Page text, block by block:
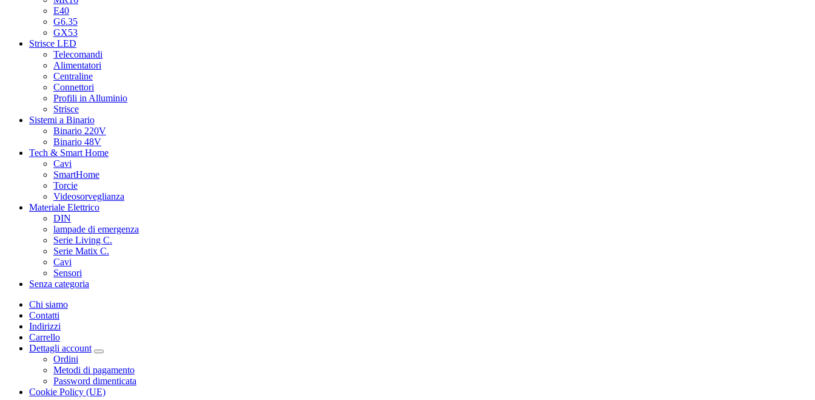
E40
G6.35
GX53
Strisce LED
Telecomandi
Alimentatori
Centraline
Connettori
Profili in Alluminio
Strisce
Sistemi a Binario
Binario 220V
Binario 48V
Tech & Smart Home
Cavi
SmartHome
Torcie
Videosorveglianza
Materiale Elettrico
DIN
lampade di emergenza
Serie Living C.
Serie Matix C.
Cavi
Sensori
Senza categoria
Chi siamo
Contatti
Indirizzi
Carrello
Dettagli account
Ordini
Metodi di pagamento
Password dimenticata
Cookie Policy (UE)